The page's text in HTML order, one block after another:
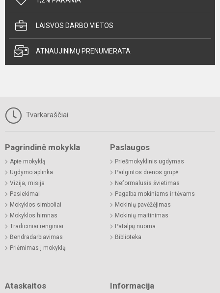
LAISVOS DARBO VIETOS
ATNAUJINIMŲ PRENUMERATA
Tvarkaraščiai
Pagrindinė mokykla
Apie mokyklą
Ugdymo aplinka
Vizija, misija
Pasiekimai
Mokyklos simboliai
Mokyklos himnas
Tradiciniai renginiai
Bendradarbiavimas
Priėmimas į mokyklą
Paslaugos
Priešmokyklinis ugdymas
Pailgintos dienos grupė
Neformalusis švietimas
Pagalba mokiniams ir tėvams
Mokinių pavėžėjimas
Mokinių maitinimas
Patalpų nuoma
Biblioteka
Ataskaitos Informacija